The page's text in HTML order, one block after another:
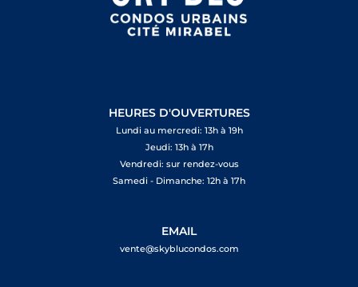
HEURES D'OUVERTURES
Lundi au mercredi: 13h à 19h
Jeudi: 13h à 17h
Vendredi: sur rendez-vous
Samedi - Dimanche: 12h à 17h
EMAIL
vente@skyblucondos.com